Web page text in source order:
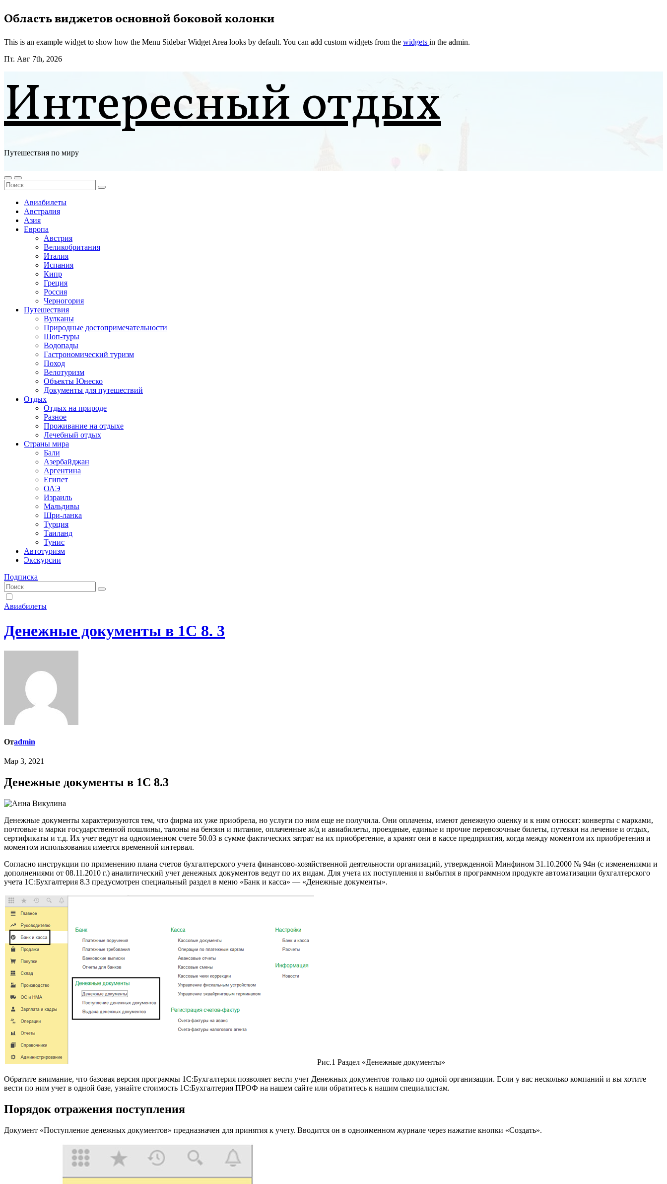
Перейти
к
Область виджетов основной боковой колонки
This is an example widget to show how the Menu Sidebar Widget Area looks by default. You can add custom widgets from the widgets in the admin.
Пт. Авг 7th, 2026
Интересный отдых
Путешествия по миру
Авиабилеты
Австралия
Азия
Европа
Австрия
Великобритания
Италия
Испания
Кипр
Греция
Россия
Черногория
Путешествия
Вулканы
Природные достопримечательности
Шоп-туры
Водопады
Гастрономический туризм
Поход
Велотуризм
Объекты Юнеско
Документы для путешествий
Отдых
Отдых на природе
Разное
Проживание на отдыхе
Лечебный отдых
Страны мира
Бали
Азербайджан
Аргентина
Египет
ОАЭ
Израиль
Мальдивы
Шри-ланка
Турция
Таиланд
Тунис
Автотуризм
Экскурсии
Подписка
Авиабилеты
Денежные документы в 1С 8. 3
Отadmin
Мар 3, 2021
Денежные документы в 1С 8.3
Денежные документы характеризуются тем, что фирма их уже приобрела, но услуги по ним еще не получила. Они оплачены, имеют денежную оценку и к ним относят: конверты с марками,
почтовые и марки государственной пошлины, талоны на бензин и питание, оплаченные ж/д и авиабилеты, проездные, единые и прочие перевозочные билеты, путевки на лечение и отдых,
сертификаты и т.д. Их учет ведут на одноименном счете 50.03 в сумме фактических затрат на их приобретение, а хранят они в кассе предприятия, когда между моментом их приобретения и
моментом использования имеется временной интервал.
Согласно инструкции по применению плана счетов бухгалтерского учета финансово-хозяйственной деятельности организаций, утвержденной Минфином 31.10.2000 № 94н (с изменениями и
дополнениями от 08.11.2010 г.) аналитический учет денежных документов ведут по их видам. Для учета их поступления и выбытия в программном продукте автоматизации бухгалтерского
учета 1С:Бухгалтерия 8.3 предусмотрен специальный раздел в меню «Банк и касса» — «Денежные документы».
Рис.1 Раздел «Денежные документы»
Обратите внимание, что базовая версия программы 1С:Бухгалтерия позволяет вести учет Денежных документов только по одной организации. Если у вас несколько компаний и вы хотите
вести по ним учет в одной базе, узнайте стоимость 1С:Бухгалтерия ПРОФ на нашем сайте или обратитесь к нашим специалистам.
Порядок отражения поступления
Документ «Поступление денежных документов» предназначен для принятия к учету. Вводится он в одноименном журнале через нажатие кнопки «Создать».